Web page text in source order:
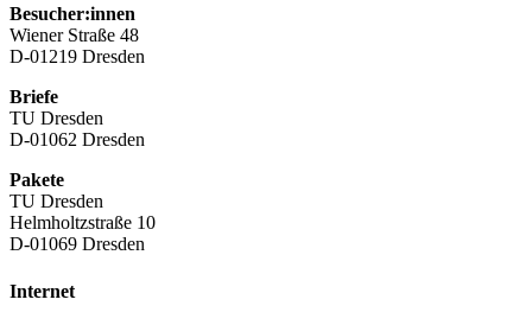
Besucher:innen
Wiener Straße 48
D-01219 Dresden
Briefe
TU Dresden
D-01062 Dresden
Pakete
TU Dresden
Helmholtzstraße 10
D-01069 Dresden
Internet